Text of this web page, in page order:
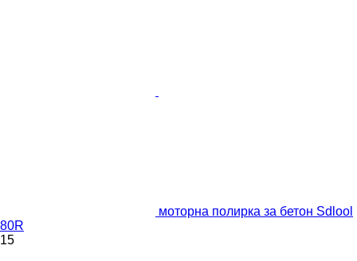
моторна полирка за бетон Sdlool
80R
15